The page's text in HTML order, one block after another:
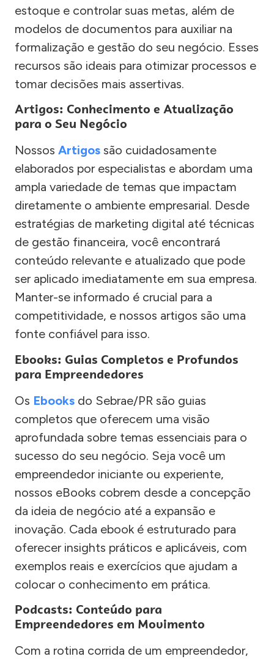
estoque e controlar suas metas, além de
modelos de documentos para auxiliar na
formalização e gestão do seu negócio. Esses
recursos são ideais para otimizar processos e
tomar decisões mais assertivas.
Artigos: Conhecimento e Atualização
para o Seu Negócio
Nossos Artigos são cuidadosamente
elaborados por especialistas e abordam uma
ampla variedade de temas que impactam
diretamente o ambiente empresarial. Desde
estratégias de marketing digital até técnicas
de gestão financeira, você encontrará
conteúdo relevante e atualizado que pode
ser aplicado imediatamente em sua empresa.
Manter-se informado é crucial para a
competitividade, e nossos artigos são uma
fonte confiável para isso.
Ebooks: Guias Completos e Profundos
para Empreendedores
Os Ebooks do Sebrae/PR são guias
completos que oferecem uma visão
aprofundada sobre temas essenciais para o
sucesso do seu negócio. Seja você um
empreendedor iniciante ou experiente,
nossos eBooks cobrem desde a concepção
da ideia de negócio até a expansão e
inovação. Cada ebook é estruturado para
oferecer insights práticos e aplicáveis, com
exemplos reais e exercícios que ajudam a
colocar o conhecimento em prática.
Podcasts: Conteúdo para
Empreendedores em Movimento
Com a rotina corrida de um empreendedor,